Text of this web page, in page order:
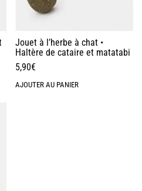
Jouet à l’herbe à chat •
Haltère de cataire et matatabi
5,90€
AJOUTER AU PANIER